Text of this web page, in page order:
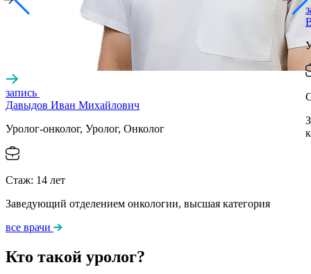
запись
Давыдов Иван Михайлович
Уролог-онколог, Уролог, Онколог
Стаж: 14 лет
Заведующий отделением онкологии, высшая категория
все врачи
Кто такой уролог?